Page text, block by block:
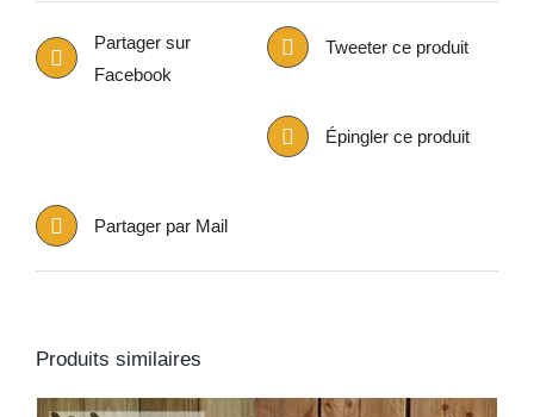
Partager sur
Facebook
Tweeter ce produit
Épingler ce produit
Partager par Mail
Produits similaires